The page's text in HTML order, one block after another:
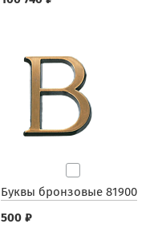
Буквы бронзовые 81900
500 ₽